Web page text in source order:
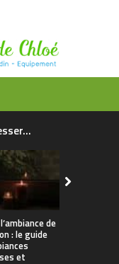
de
: le guide
et